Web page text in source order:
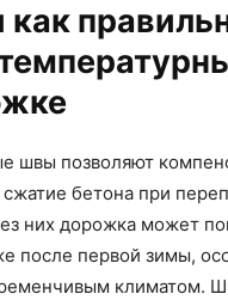
как
швы позволяют
бетона при
них дорожка может
после первой зимы,
климатом.